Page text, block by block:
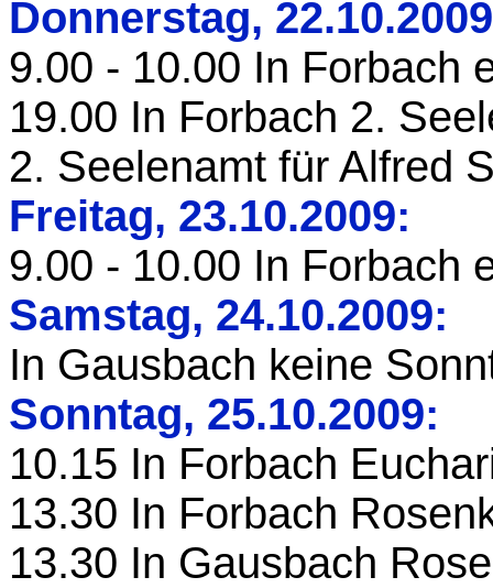
Donnerstag,
9.00 - 10.00 In Forbach
19.00 In Forbach 2.
2. Seelenamt für Alfred
Freitag, 23.10.2009:
9.00 - 10.00 In Forbach
Samstag, 24.10.2009:
In Gausbach keine
Sonntag, 25.10.2009:
10.15 In Forbach
13.30 In Forbach
13.30 In Gausbach